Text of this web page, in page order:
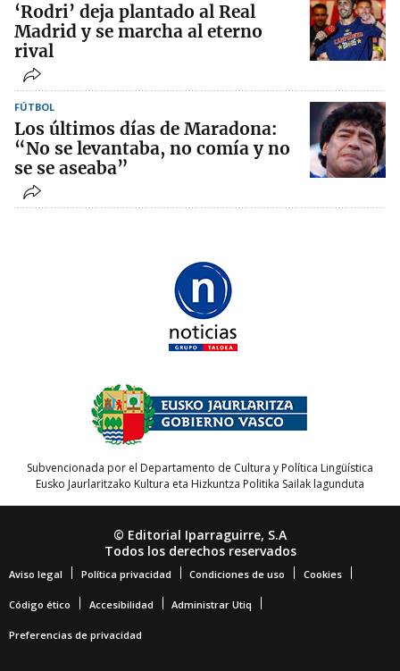
‘Rodri’ deja plantado al Real
Madrid y se marcha al eterno
rival
FÚTBOL
Los últimos días de Maradona:
“No se levantaba, no comía y no
se se aseaba”
Subvencionada por el Departamento de Cultura y Política Lingüística
Eusko Jaurlaritzako Kultura eta Hizkuntza Politika Sailak lagunduta
© Editorial Iparraguirre, S.A
Todos los derechos reservados
Aviso legal Política privacidad Condiciones de uso Cookies
Código ético Accesibilidad Administrar Utiq
Preferencias de privacidad